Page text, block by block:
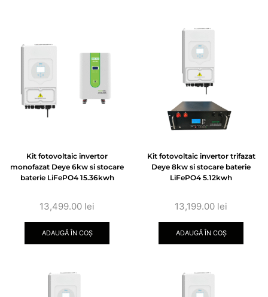
Kit fotovoltaic invertor
monofazat Deye 6kw si stocare
baterie LiFePO4 15.36kwh
13,499.00 lei
ADAUGĂ ÎN COȘ
Kit fotovoltaic invertor trifazat
Deye 8kw si stocare baterie
LiFePO4 5.12kwh
13,199.00 lei
ADAUGĂ ÎN COȘ